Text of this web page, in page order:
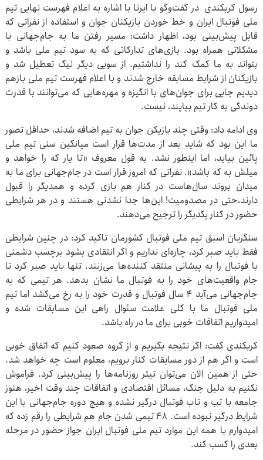
رسول کربکندی در گفت‌وگو با ایرنا با اشاره به اعلام فهرست نهایی تیم
ملی فوتبال ایران و خط خوردن بازیکنان جوان و استفاده از نفراتی که
قابل پیش‌بینی بود، اظهار داشت: مسیر رفتن ما به جام‌جهانی با
مشکلاتی همراه بود. بازی‌های تدارکاتی که به سود تیم ملی باشد و
بتواند به ما کمک کند را نداشتیم. از سویی دیگر لیگ تعطیل شد و
بازیکنان از شرایط مسابقه خارج شدند و با اعلام فهرست تیم ملی بازهم
دیدیم جایی برای جوان‌های با انگیزه و مهره‌هایی که می‌توانند با قدرت
دوندگی به کار تیم بیایند، نیست.
وی ادامه داد: وقتی چند بازیکن جوان به تیم اضافه شدند، حداقل تصور
ما این بود که شاید بعد از مدت‌ها قرار است میانگین سنی تیم ملی
پائین بیاید، اما اینطور نشد. به قول معروف «تا یار که را خواهد و
میلش به که باشد». نفراتی که امروز قرار است در جام‌جهانی برای ما به
میدان بروند سال‌هاست در کنار هم بازی کرده و همدیگر را قبول
دارند،‌حتی در مصدومیت! این‌ها جدا نشدنی هستند و در هر شرایطی
حضور در کنار یکدیگر را ترجیح می‌دهند.
سنگربان اسبق تیم ملی فوتبال کشورمان تاکید کرد: در چنین شرایطی
فقط باید صبر کرد، چاره‌ای نداریم و اگر انتقادی بشود برچسب دشمنی
با فوتبال را به پیشانی منتقد کننده‌ها می‌زنند. تنها باید صبر کرد تا
جام واقعیت‌های خود را به فوتبال ما نشان بدهد. هر تیمی که به
جام‌جهانی می‌آید ۴ سال فوتبال و قدرت خود را به رخ می‌کشد اما تیم
ملی فوتبال ما با کلی علامت سئوال راهی این مسابقات شده و
امیدواریم اتفاقات خوبی برای ما در راه باشد.
کربکندی گفت: اگر نتیجه بگیریم و از گروه صعود کنیم که اتفاق خوبی
است و اگر هم از دور مسابقات کنار برویم، معلوم است چه خواهد شد.
حتی از همین الان می‌توان تیتر روزنامه‌ها را پیش‌بینی کرد. فراموش
نکنیم به دلیل جنگ، مسائل اقتصادی و اتفاقات چند وقت اخیر، هنوز
جامعه با تب و تاب فوتبال درگیر نشده و هیچ دوره جام‌جهانی با این
شرایط درگیر نبوده است. ۴۸ تیمی شدن جام هم شرایطی را رقم زده که
امیدوارم با همه این موارد تیم ملی فوتبال ایران جواز حضور در مرحله
بعدی را کسب کند.